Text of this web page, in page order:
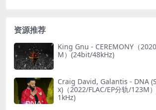
资源推荐
King Gnu - CEREMONY（
M）(24bit/48kHz)
Craig David, Galantis - DNA
x)（2022/FLAC/EP分轨/123M
1kHz)